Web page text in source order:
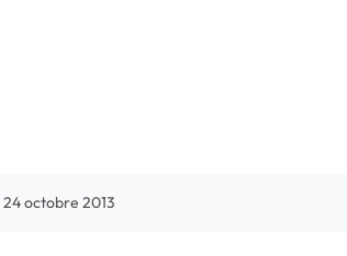
24 octobre 2013